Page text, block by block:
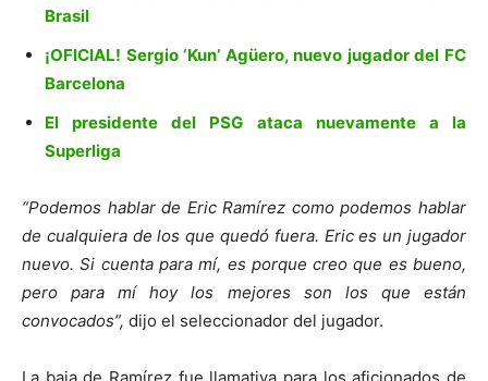
Brasil
¡OFICIAL! Sergio ‘Kun’ Agüero, nuevo jugador del FC
Barcelona
El presidente del PSG ataca nuevamente a la
Superliga
“Podemos hablar de Eric Ramírez como podemos hablar
de cualquiera de los que quedó fuera. Eric es un jugador
nuevo. Si cuenta para mí, es porque creo que es bueno,
pero para mí hoy los mejores son los que están
convocados”, dijo el seleccionador del jugador.